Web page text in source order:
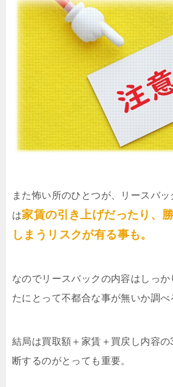
また怖い所のひとつが、リースバ
は家賃の引き上げだったり、
しまうリスクが有る事も。
なのでリースバックの内容はしっ
たにとって不都合な事が無いか調べ
結局は買取額＋家賃＋買戻し内容の
断するのがとっても重要。